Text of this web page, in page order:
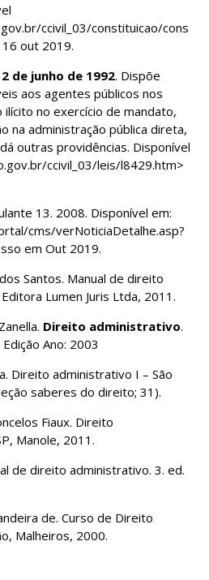
ccivil_03/constituicao/cons
out 2019.
2 de junho de 1992. Dispõe
aos agentes públicos nos
no exercício de mandato,
na administração pública direta,
outras providências. Disponível
ccivil_03/leis/l8429.htm>
13. 2008. Disponível em:
cms/verNoticiaDetalhe.asp?
em Out 2019.
Santos. Manual de direito
Lumen Juris Ltda, 2011.
Direito administrativo.
Ano: 2003
Direito administrativo I – São
saberes do direito; 31).
Fiaux. Direito
Manole, 2011.
de direito administrativo. 3. ed.
de. Curso de Direito
Malheiros, 2000.